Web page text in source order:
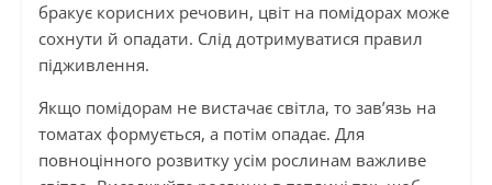
бракує корисних речовин, цвіт на помідорах може
сохнути й опадати. Слід дотримуватися правил
підживлення.
Якщо помідорам не вистачає світла, то зав’язь на
томатах формується, а потім опадає. Для
повноцінного розвитку усім рослинам важливе